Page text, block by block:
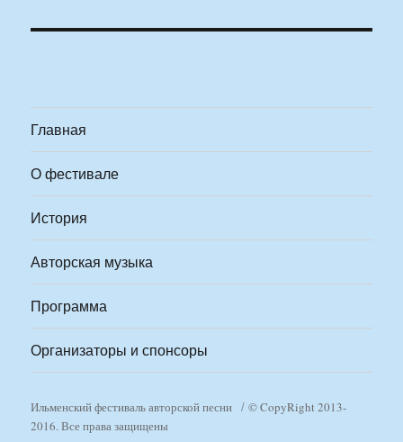
Главная
О фестивале
История
Авторская музыка
Программа
Организаторы и спонсоры
Ильменский фестиваль авторской песни
© CopyRight 2013-
2016. Все права защищены